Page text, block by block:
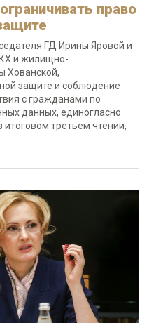
право
ГД Ирины Яровой и
и жилищно-
Хованской,
защите и соблюдение
с гражданами по
данных, единогласно
третьем чтении,